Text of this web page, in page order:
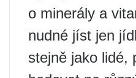
o minerály a
nudné jíst jen
stejně jako lidé,